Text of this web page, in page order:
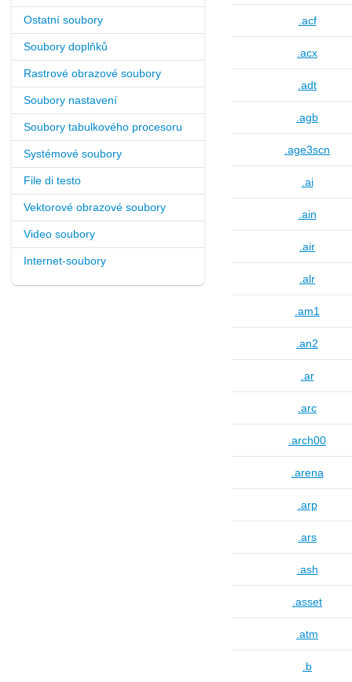
Ostatní soubory
Soubory doplňků
Rastrové obrazové soubory
Soubory nastavení
Soubory tabulkového procesoru
Systémové soubory
File di testo
Vektorové obrazové soubory
Video soubory
Internet-soubory
.acf
.acx
.adt
.agb
.age3scn
.ai
.ain
.air
.alr
.am1
.an2
.ar
.arc
.arch00
.arena
.arp
.ars
.ash
.asset
.atm
.b